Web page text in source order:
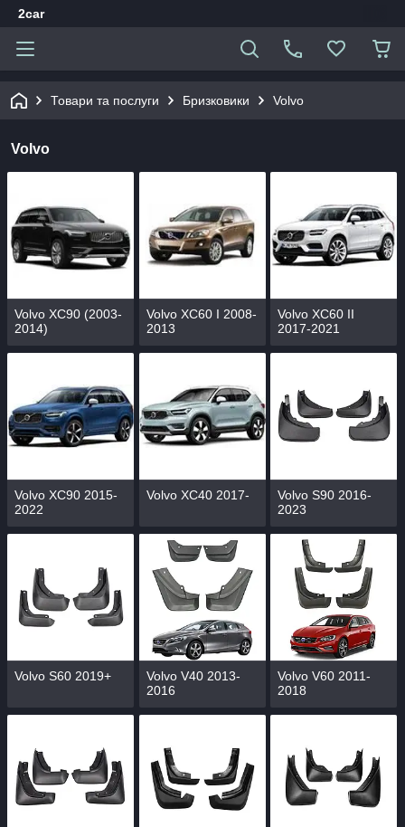
2car
Товари та послуги Бризковики Volvo
Volvo
Volvo XC90 (2003-
2014)
Volvo XC60 І 2008-
2013
Volvo XC60 ІІ
2017-2021
Volvo XC90 2015-
2022
Volvo XC40 2017-
Volvo S90 2016-
2023
Volvo S60 2019+
Volvo V40 2013-
2016
Volvo V60 2011-
2018